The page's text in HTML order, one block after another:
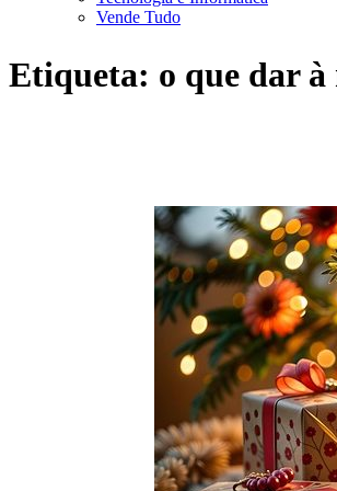
Vende Tudo
Etiqueta: o que dar